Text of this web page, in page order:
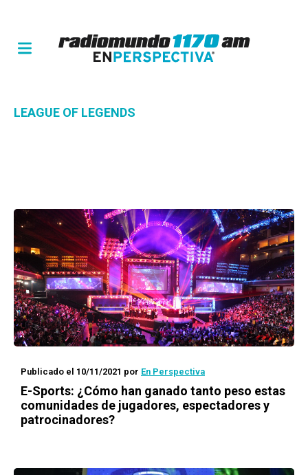
LEAGUE OF LEGENDS
Publicado el 10/11/2021 por En Perspectiva
E-Sports: ¿Cómo han ganado tanto peso estas
comunidades de jugadores, espectadores y
patrocinadores?